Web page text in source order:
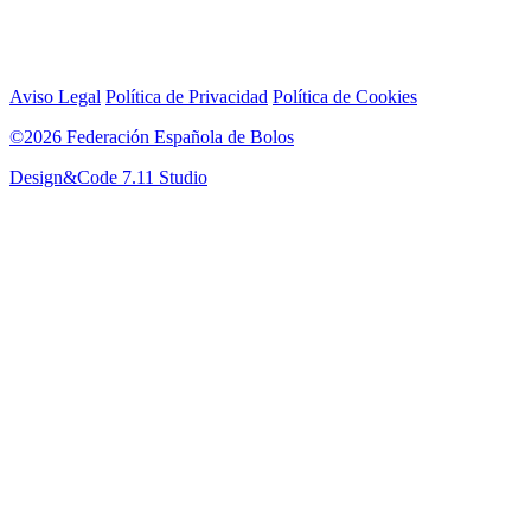
Aviso Legal Política de Privacidad Política de Cookies
©2026 Federación Española de Bolos
Design&Code 7.11 Studio